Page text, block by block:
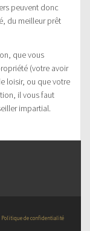
peuvent donc
du meilleur prêt
que vous
(votre avoir
loisir, ou que votre
il vous faut
impartial.
Politique de confidentialité